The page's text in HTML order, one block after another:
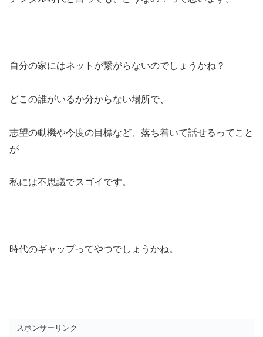
自分の家にはネットが繋がらないのでしょうかね？
どこの誰がいるか分からない場所で、
志望の動機や今度の目標など、落ち着いて話せるってこと
が
私には不思議でスゴイです。
時代のギャップってやつでしょうかね。
スポンサーリンク